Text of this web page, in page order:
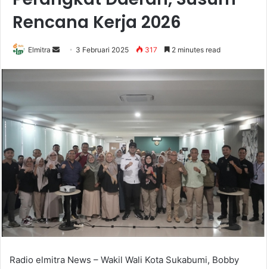
Rencana Kerja 2026
Elmitra
Send 3 Februari 2025 317 2 minutes read
Radio elmitra News – Wakil Wali Kota Sukabumi, Bobby